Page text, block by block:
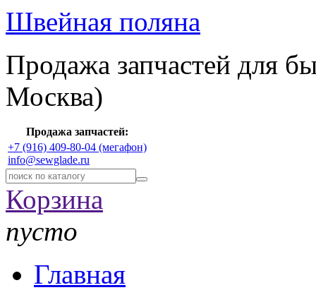
Швейная поляна
Продажа запчастей для
Москва)
Продажа запчастей:
+7 (916) 409-80-04 (мегафон)
info@sewglade.ru
Корзина
пусто
Главная